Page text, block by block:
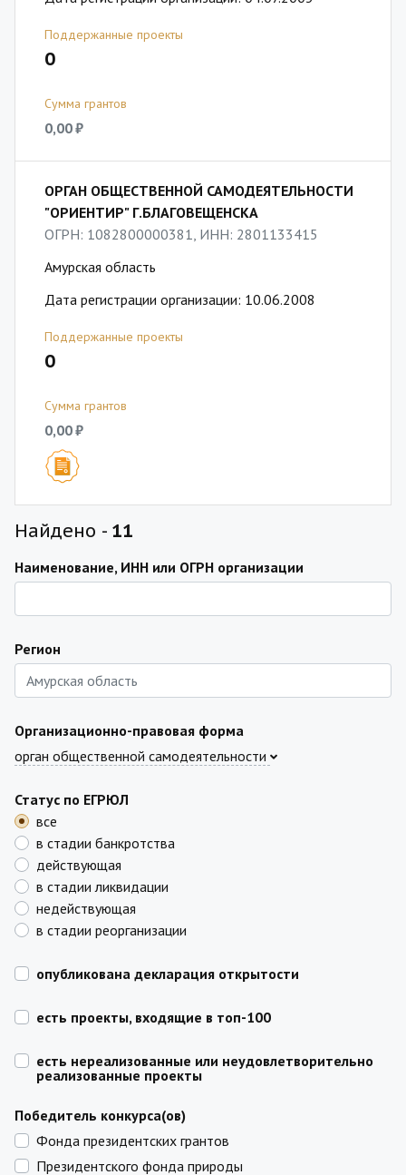
Поддержанные проекты
0
Сумма грантов
0,00 ₽
ОРГАН ОБЩЕСТВЕННОЙ САМОДЕЯТЕЛЬНОСТИ
"ОРИЕНТИР" Г.БЛАГОВЕЩЕНСКА
ОГРН: 1082800000381, ИНН: 2801133415
Амурская область
Дата регистрации организации: 10.06.2008
Поддержанные проекты
0
Сумма грантов
0,00 ₽
Найдено - 11
Наименование, ИНН или ОГРН организации
Регион
Организационно-правовая форма
орган общественной самодеятельности
Статус по ЕГРЮЛ
все
в стадии банкротства
действующая
в стадии ликвидации
недействующая
в стадии реорганизации
опубликована декларация открытости
есть проекты, входящие в топ-100
есть нереализованные или неудовлетворительно
реализованные проекты
Победитель конкурса(ов)
Фонда президентских грантов
Президентского фонда природы